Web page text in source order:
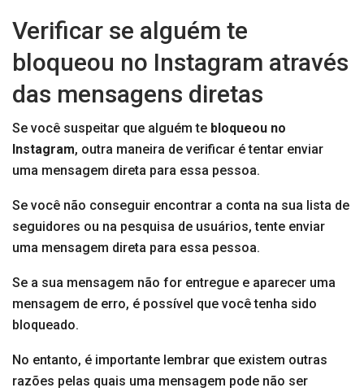
Verificar se alguém te
bloqueou no Instagram através
das mensagens diretas
Se você suspeitar que alguém te bloqueou no
Instagram, outra maneira de verificar é tentar enviar
uma mensagem direta para essa pessoa.
Se você não conseguir encontrar a conta na sua lista de
seguidores ou na pesquisa de usuários, tente enviar
uma mensagem direta para essa pessoa.
Se a sua mensagem não for entregue e aparecer uma
mensagem de erro, é possível que você tenha sido
bloqueado.
No entanto, é importante lembrar que existem outras
razões pelas quais uma mensagem pode não ser